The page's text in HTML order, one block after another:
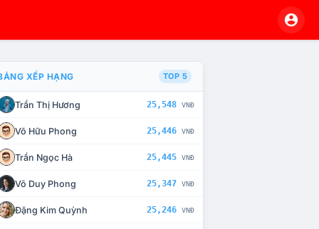
CHẾ TÀI XỬ LÝ VI PHẠM
XẾP HẠNG TOP 5
Trần Thị Hương 25,548 VNĐ
Võ Hữu Phong 25,446 VNĐ
Trần Ngọc Hà 25,445 VNĐ
Võ Duy Phong 25,347 VNĐ
Đặng Kim Quỳnh 25,246 VNĐ